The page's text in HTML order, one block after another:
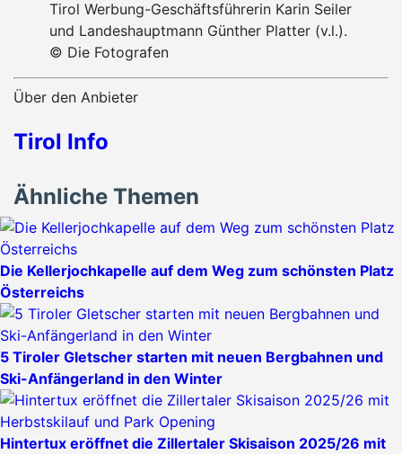
Tirol Werbung-Geschäftsführerin Karin Seiler
und Landeshauptmann Günther Platter (v.l.).
© Die Fotografen
Über den Anbieter
Tirol Info
Ähnliche Themen
Die Kellerjochkapelle auf dem Weg zum schönsten Platz
Österreichs
5 Tiroler Gletscher starten mit neuen Bergbahnen und
Ski-Anfängerland in den Winter
Hintertux eröffnet die Zillertaler Skisaison 2025/26 mit